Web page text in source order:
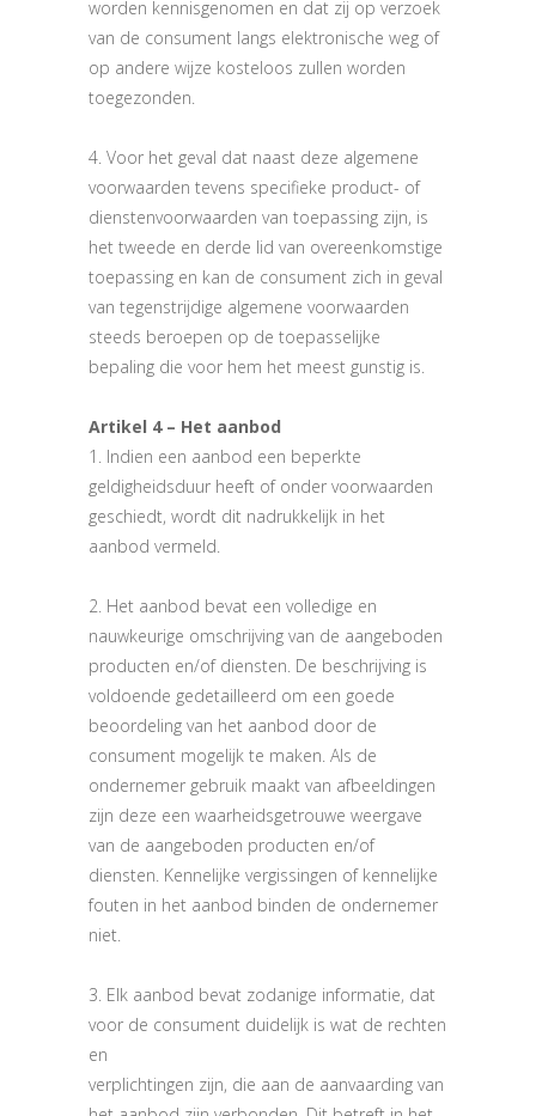
worden kennisgenomen en dat zij op verzoek
van de consument langs elektronische weg of
op andere wijze kosteloos zullen worden
toegezonden.
4. Voor het geval dat naast deze algemene
voorwaarden tevens specifieke product- of
dienstenvoorwaarden van toepassing zijn, is
het tweede en derde lid van overeenkomstige
toepassing en kan de consument zich in geval
van tegenstrijdige algemene voorwaarden
steeds beroepen op de toepasselijke
bepaling die voor hem het meest gunstig is.
Artikel 4 – Het aanbod
1. Indien een aanbod een beperkte
geldigheidsduur heeft of onder voorwaarden
geschiedt, wordt dit nadrukkelijk in het
aanbod vermeld.
2. Het aanbod bevat een volledige en
nauwkeurige omschrijving van de aangeboden
producten en/of diensten. De beschrijving is
voldoende gedetailleerd om een goede
beoordeling van het aanbod door de
consument mogelijk te maken. Als de
ondernemer gebruik maakt van afbeeldingen
zijn deze een waarheidsgetrouwe weergave
van de aangeboden producten en/of
diensten. Kennelijke vergissingen of kennelijke
fouten in het aanbod binden de ondernemer
niet.
3. Elk aanbod bevat zodanige informatie, dat
voor de consument duidelijk is wat de rechten
en
verplichtingen zijn, die aan de aanvaarding van